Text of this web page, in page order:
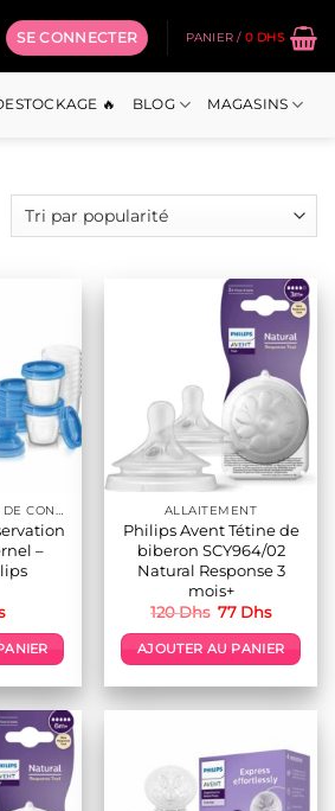
SE CONNECTER PANIER / 0 DHS
🔥 BLOG MAGASINS
–
ALLAITEMENT
Philips Avent Tétine de
biberon SCY964/02
Natural Response 3
mois+
120Dhs Le
initial
était :
77 DhsLe
actuel
est :
AJOUTER AU PANIER